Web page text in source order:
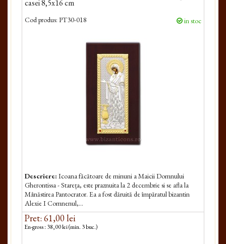
casei 8,5x16 cm
Cod produs: PT30-018 in stoc
Descriere: Icoana făcătoare de minuni a Maicii Dom­nului
Gherontissa - Stareța, este praznuita la 2 decembrie si se afla la
Mânăstirea Pantocrator. Ea a fost dăruită de împăratul bizantin
Alexie I Comnenul,...
Pret: 61,00 lei
En-gross : 38,00 lei (min. 3 buc.)